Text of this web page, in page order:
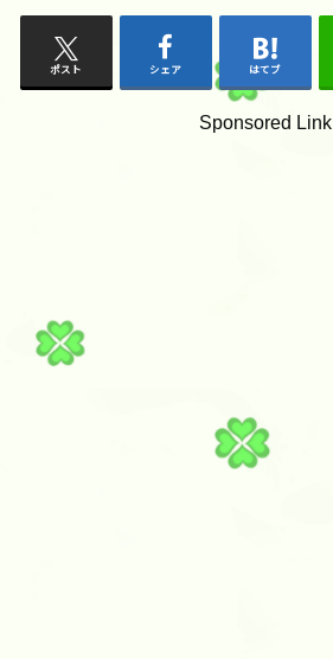
ポスト シェア はてブ
Sponsored Link